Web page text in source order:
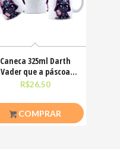
Caneca 325ml Darth
Vader que a páscoa
esteja com você
R$26,50
COMPRAR